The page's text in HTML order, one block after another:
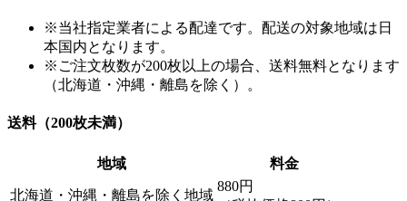
※当社指定業者による配達です。配送の対象地域は日
本国内となります。
※ご注文枚数が200枚以上の場合、送料無料となります
（北海道・沖縄・離島を除く）。
送料（200枚未満）
地域 料金
北海道・沖縄・離島を除く地域
880円